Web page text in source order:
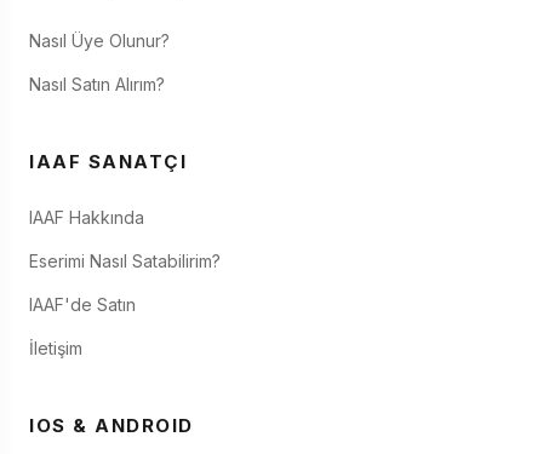
Nasıl Üye Olunur?
Nasıl Satın Alırım?
IAAF SANATÇI
IAAF Hakkında
Eserimi Nasıl Satabilirim?
IAAF'de Satın
İletişim
IOS & ANDROID